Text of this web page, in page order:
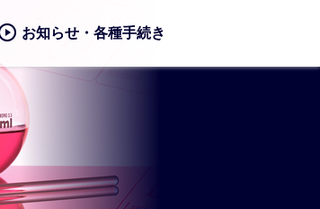
お知らせ・各種手続き